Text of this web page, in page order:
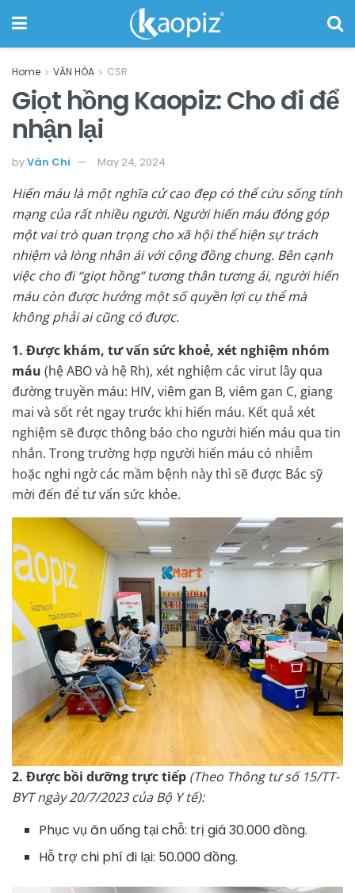
Home VĂN HÓA CSR
Giọt hồng Kaopiz: Cho đi để
nhận lại
byVân Chi May 24, 2024
Hiến máu là một nghĩa cử cao đẹp có thể cứu sống tính
mạng của rất nhiều người. Người hiến máu đóng góp
một vai trò quan trọng cho xã hội thể hiện sự trách
nhiệm và lòng nhân ái với cộng đồng chung. Bên cạnh
việc cho đi “giọt hồng” tương thân tương ái, người hiến
máu còn được hưởng một số quyền lợi cụ thể mà
không phải ai cũng có được.
1. Được khám, tư vấn sức khoẻ, xét nghiệm nhóm
máu (hệ ABO và hệ Rh), xét nghiệm các virut lây qua
đường truyền máu: HIV, viêm gan B, viêm gan C, giang
mai và sốt rét ngay trước khi hiến máu. Kết quả xét
nghiệm sẽ được thông báo cho người hiến máu qua tin
nhắn. Trong trường hợp người hiến máu có nhiễm
hoặc nghi ngờ các mầm bệnh này thì sẽ được Bác sỹ
mời đến để tư vấn sức khỏe.
2. Được bồi dưỡng trực tiếp (Theo Thông tư số 15/TT-
BYT ngày 20/7/2023 của Bộ Y tế):
Phục vụ ăn uống tại chỗ: trị giá 30.000 đồng.
Hỗ trợ chi phí đi lại: 50.000 đồng.